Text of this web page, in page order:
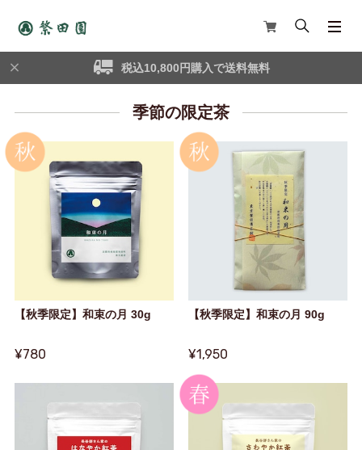
税込10,800円購入で送料無料
季節の限定茶
【秋季限定】和束の月 30g
¥780
【秋季限定】和束の月 90g
¥1,950